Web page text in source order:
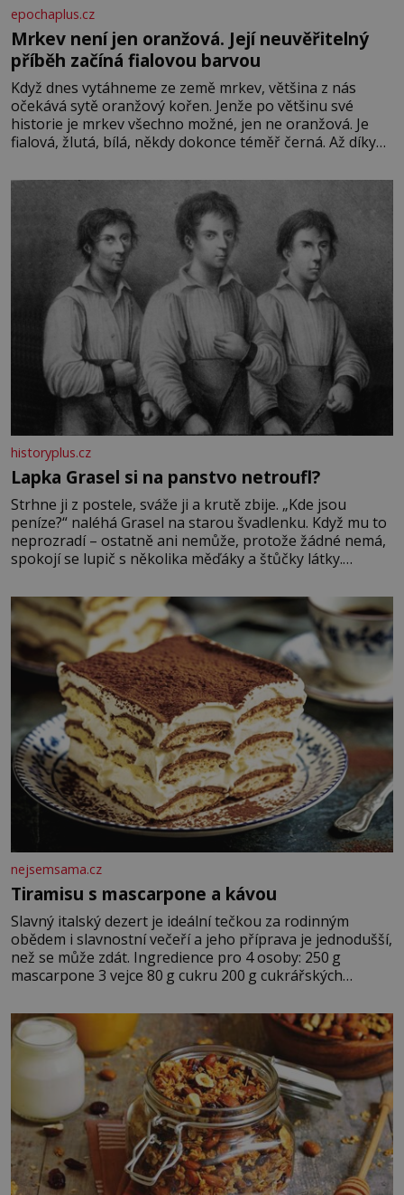
epochaplus.cz
Mrkev není jen oranžová. Její neuvěřitelný
příběh začíná fialovou barvou
Když dnes vytáhneme ze země mrkev, většina z nás
očekává sytě oranžový kořen. Jenže po většinu své
historie je mrkev všechno možné, jen ne oranžová. Je
fialová, žlutá, bílá, někdy dokonce téměř černá. Až díky
bez které si českou zahradu ani nedokážeme představit.
historyplus.cz
Lapka Grasel si na panstvo netroufl?
Strhne ji z postele, sváže ji a krutě zbije. „Kde jsou
peníze?“ naléhá Grasel na starou švadlenku. Když mu to
neprozradí – ostatně ani nemůže, protože žádné nemá,
spokojí se lupič s několika měďáky a štůčky látky.
krutý. Jeho činy budí hrůzu ještě dlouho po jeho smrti
nejsemsama.cz
Tiramisu s mascarpone a kávou
Slavný italský dezert je ideální tečkou za rodinným
obědem i slavnostní večeří a jeho příprava je jednodušší,
než se může zdát. Ingredience pro 4 osoby: 250 g
mascarpone 3 vejce 80 g cukru 200 g cukrářských
posypání Postup: Oddělte žloutky od bílků. Žloutky
vyšlehejte s cukrem do světlé pěny a postupně do nich
vmíchejte mascarpone, aby vznikl hladký